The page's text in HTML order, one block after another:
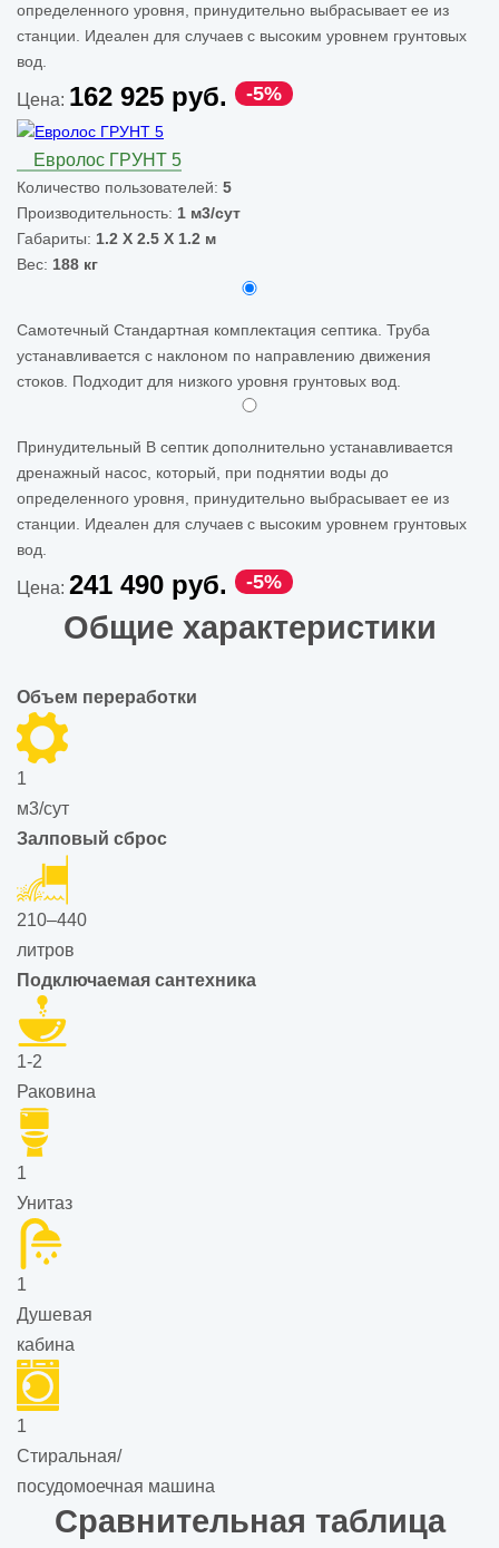
определенного уровня, принудительно выбрасывает ее из
станции. Идеален для случаев с высоким уровнем грунтовых
вод.
Цена: 162 925 руб. -5%
Евролос ГРУНТ 5
Количество пользователей: 5
Производительность: 1 м3/сут
Габариты: 1.2 Х 2.5 Х 1.2 м
Вес: 188 кг
Самотечный Стандартная комплектация септика. Труба
устанавливается с наклоном по направлению движения
стоков. Подходит для низкого уровня грунтовых вод.
Принудительный В септик дополнительно устанавливается
дренажный насос, который, при поднятии воды до
определенного уровня, принудительно выбрасывает ее из
станции. Идеален для случаев с высоким уровнем грунтовых
вод.
Цена: 241 490 руб. -5%
Общие характеристики
Объем переработки
1
м3/сут
Залповый сброс
210–440
литров
Подключаемая сантехника
1-2
Раковина
1
Унитаз
1
Душевая
кабина
1
Стиральная/
посудомоечная машина
Сравнительная таблица